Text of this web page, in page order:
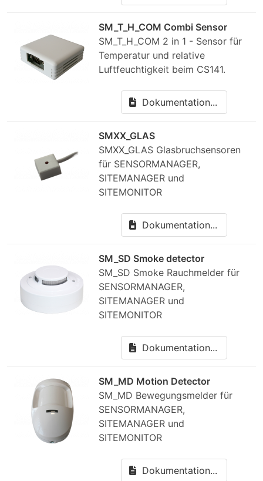
SM_T_H_COM Combi Sensor
SM_T_H_COM 2 in 1 - Sensor für
Temperatur und relative
Luftfeuchtigkeit beim CS141.
Dokumentation...
SMXX_GLAS
SMXX_GLAS Glasbruchsensoren
für SENSORMANAGER,
SITEMANAGER und
SITEMONITOR
Dokumentation...
SM_SD Smoke detector
SM_SD Smoke Rauchmelder für
SENSORMANAGER,
SITEMANAGER und
SITEMONITOR
Dokumentation...
SM_MD Motion Detector
SM_MD Bewegungsmelder für
SENSORMANAGER,
SITEMANAGER und
SITEMONITOR
Dokumentation...